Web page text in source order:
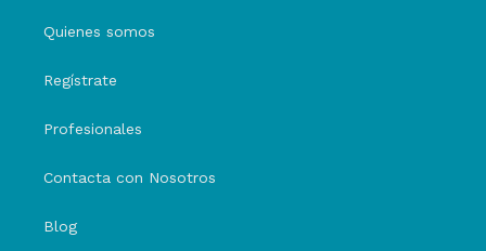
Quienes somos
Regístrate
Profesionales
Contacta con Nosotros
Blog